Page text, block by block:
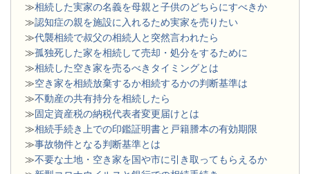
≫相続した実家の名義を母親と子供のどちらにすべきか
≫認知症の親を施設に入れるため実家を売りたい
≫代襲相続で叔父の相続人と突然言われたら
≫孤独死した家を相続して売却・処分をするために
≫相続した空き家を売るべきタイミングとは
≫空き家を相続放棄するか相続するかの判断基準は
≫不動産の共有持分を相続したら
≫固定資産税の納税代表者変更届けとは
≫相続手続き上での印鑑証明書と戸籍謄本の有効期限
≫事故物件となる判断基準とは
≫不要な土地・空き家を国や市に引き取ってもらえるか